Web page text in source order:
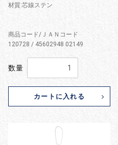
材質:芯線ステン
商品コード/ＪＡＮコード
120728 / 45602948 02149
数量
カートに入れる